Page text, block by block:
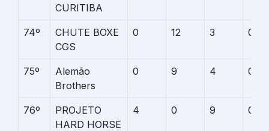
CURITIBA
74º
CHUTE BOXE
CGS
0 12 3 0
75º
Alemão
Brothers
0 9 4 0
76º
PROJETO
HARD HORSE
4 0 9 0